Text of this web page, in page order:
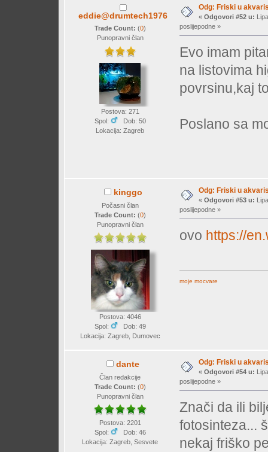
eddie@drumtech1976
Trade Count: (0)
Punopravni član
Postova: 271
Spol:
Dob: 50
Lokacija: Zagreb
Odg: Friski u
« Odgovori #52 u:
poslijepodne »
Evo imam
na listovima
povrsinu,kaj
Poslano sa
kinggo
Počasni član
Trade Count: (0)
Punopravni član
Postova: 4046
Spol:
Dob: 49
Lokacija: Zagreb, Dumovec
Odg: Friski u
« Odgovori #53 u:
poslijepodne »
ovo https://
moje mocvare
dante
Član redakcije
Trade Count: (0)
Punopravni član
Postova: 2201
Spol:
Dob: 46
Lokacija: Zagreb, Sesvete
Odg: Friski u
« Odgovori #54 u:
poslijepodne »
Znači da ili
fotosinteza...
nekaj friško